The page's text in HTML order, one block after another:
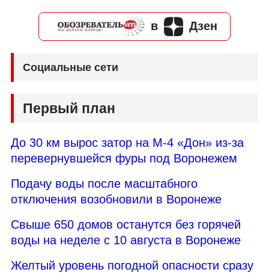
в Дзен
Социальные сети
Первый план
До 30 км вырос затор на М-4 «Дон» из-за
перевернувшейся фуры под Воронежем
Подачу воды после масштабного
отключения возобновили в Воронеже
Свыше 650 домов останутся без горячей
воды на неделе с 10 августа в Воронеже
Желтый уровень погодной опасности сразу